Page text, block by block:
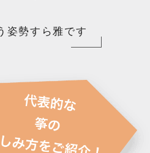
姿勢すら雅です